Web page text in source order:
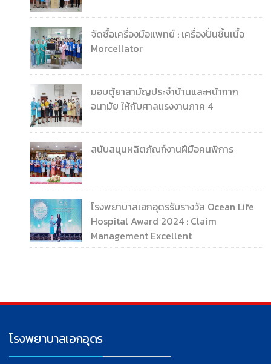
จัดซื้อเครื่องมือแพทย์ : เครื่องปั่นชิ้นเนื้อ
Morcellator
มอบตู้ยาสามัญประจำบ้านและหน้ากาก
อนามัย ให้กับศาลแรงงานภาค 4
สนับสนุนผลิตภัณฑ์งานฝีมือคนพิการ
โรงพยาบาลเอกอุดรรับรางวัล Ocean Life
Hospital Award 2024 : Claim
Management Excellent
โรงพยาบาลเอกอุดร